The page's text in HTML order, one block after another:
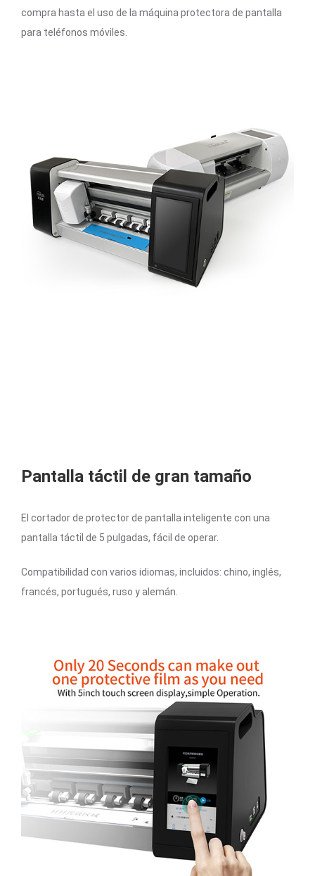
compra hasta el uso de la máquina protectora de pantalla
para teléfonos móviles.
Pantalla táctil de gran tamaño
El cortador de protector de pantalla inteligente con una
pantalla táctil de 5 pulgadas, fácil de operar.
Compatibilidad con varios idiomas, incluidos: chino, inglés,
francés, portugués, ruso y alemán.